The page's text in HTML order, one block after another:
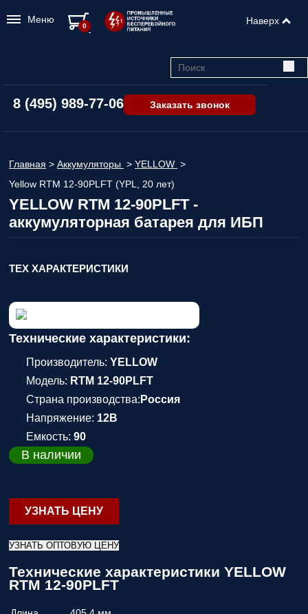
8 (495) 989-77-06 Заказать звонок
Главная > Аккумуляторы > YELLOW >
Yellow RTM 12-90PLFT (YPL, 20 лет)
YELLOW RTM 12-90PLFT -
аккумуляторная батарея для ИБП
ТЕХ ХАРАКТЕРИСТИКИ
Технические характеристики:
Производитель: YELLOW
Модель: RTM 12-90PLFT
Страна производства: Россия
Напряжение: 12В
Емкость: 90
В наличии
УЗНАТЬ ЦЕНУ
УЗНАТЬ ОПТОВУЮ ЦЕНУ
Технические характеристики YELLOW
RTM 12-90PLFT
Меню Наверх
0